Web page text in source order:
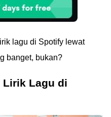
lagu di Spotify lewat
banget, bukan?
Lirik Lagu di